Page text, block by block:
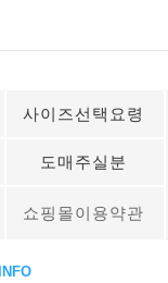
사이즈선택요령
도매주실분
쇼핑몰이용약관